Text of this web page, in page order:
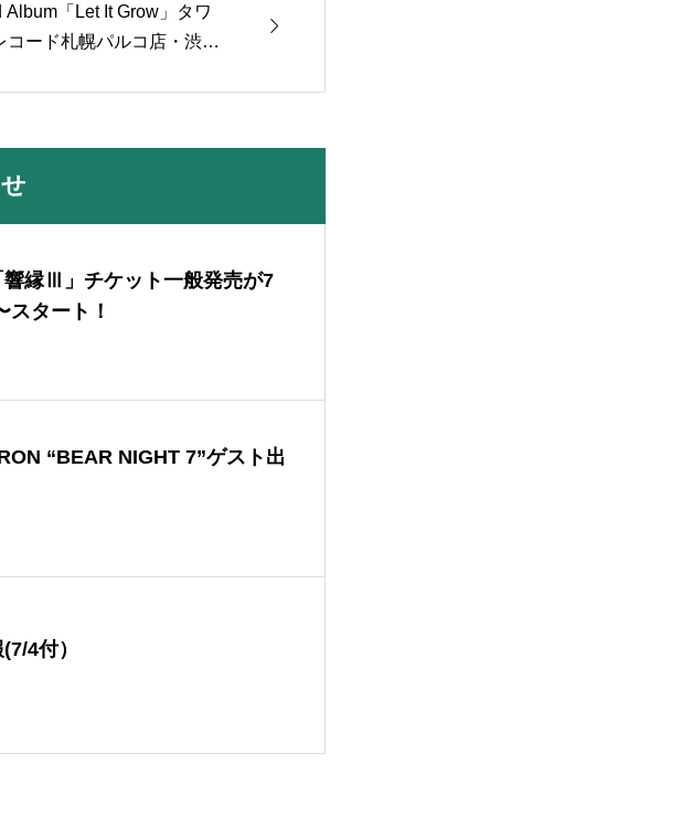
Album「Let It Grow」タワ
コード札幌パルコ店・渋谷

響縁Ⅲ」チケット一般発売が7
スタート！
“BEAR NIGHT 7”ゲスト出
4付）